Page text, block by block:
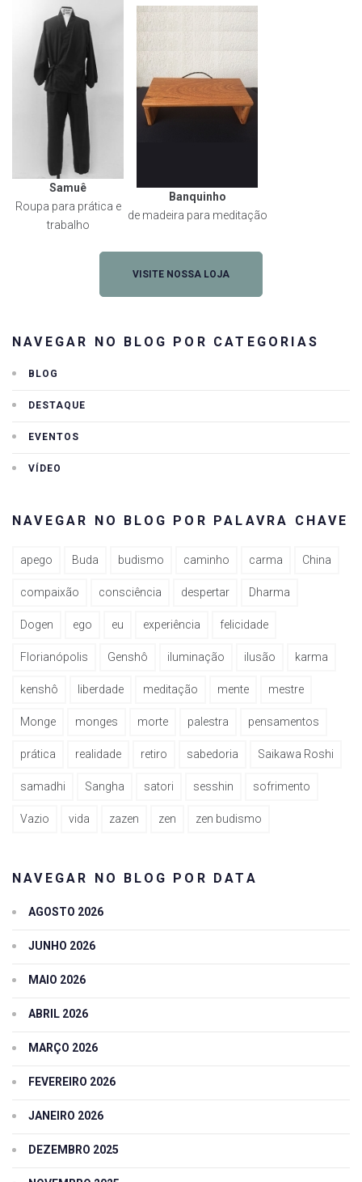
Samuê
Roupa para prática e
trabalho
Banquinho
de madeira para meditação
VISITE NOSSA LOJA
NAVEGAR NO BLOG POR CATEGORIAS
BLOG
DESTAQUE
EVENTOS
VÍDEO
NAVEGAR NO BLOG POR PALAVRA CHAVE
apego Buda budismo caminho carma China
compaixão consciência despertar Dharma
Dogen ego eu experiência felicidade
Florianópolis Genshô iluminação ilusão karma
kenshô liberdade meditação mente mestre
Monge monges morte palestra pensamentos
prática realidade retiro sabedoria Saikawa Roshi
samadhi Sangha satori sesshin sofrimento
Vazio vida zazen zen zen budismo
NAVEGAR NO BLOG POR DATA
AGOSTO 2026
JUNHO 2026
MAIO 2026
ABRIL 2026
MARÇO 2026
FEVEREIRO 2026
JANEIRO 2026
DEZEMBRO 2025